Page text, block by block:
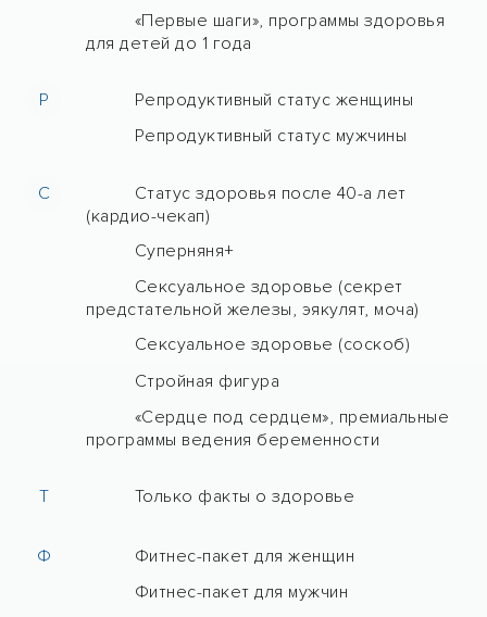
«Первые шаги», программы здоровья
для детей до 1 года
Р
Репродуктивный статус женщины
Репродуктивный статус мужчины
С
Статус здоровья после 40-а лет
(кардио-чекап)
Суперняня+
Сексуальное здоровье (секрет
предстательной железы, эякулят, моча)
Сексуальное здоровье (соскоб)
Стройная фигура
«Сердце под сердцем», премиальные
программы ведения беременности
Т Только факты о здоровье
Ф
Фитнес-пакет для женщин
Фитнес-пакет для мужчин